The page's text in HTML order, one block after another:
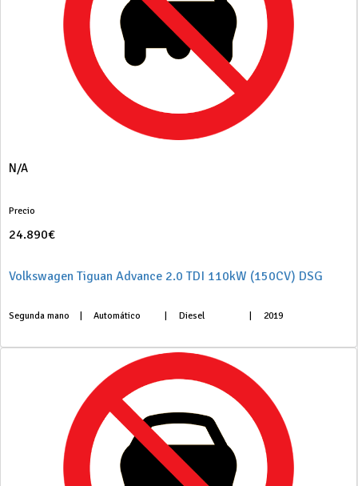
N/A
Precio
24.890€
Volkswagen Tiguan Advance 2.0 TDI 110kW (150CV) DSG
Segunda mano Automático Diesel 2019